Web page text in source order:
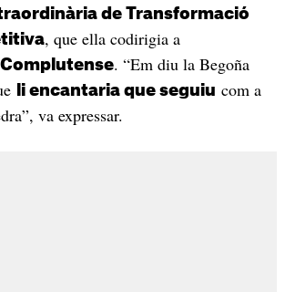
de Transformació
, que ella codirigia a
. “Em diu la Begoña
li encantaria que seguiu com a
va expressar.